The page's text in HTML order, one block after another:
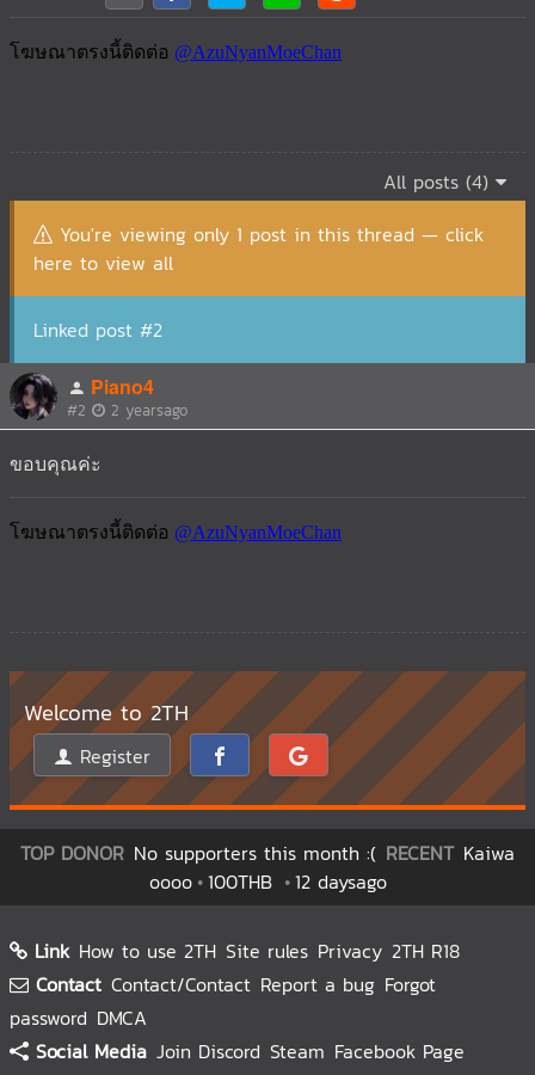
All posts (4)
You're viewing only 1 post in this thread — click
here to view all
Linked post #2
Piano4
#2 2 yearsago
ขอบคุณค่ะ
Welcome to 2TH
Register
TOP DONOR No supporters this month :( RECENT Kaiwa
oooo 100THB 12 daysago
Link How to use 2TH Site rules Privacy 2TH R18
Contact Contact/Contact Report a bug Forgot
password DMCA
Social Media Join Discord Steam Facebook Page